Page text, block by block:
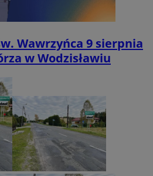
Wawrzyńca 9 sierpnia
w Wodzisławiu